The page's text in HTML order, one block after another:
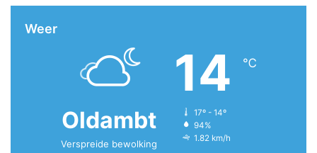
Weer
Oldambt
Verspreide bewolking
14 ℃
17º - 14º
94%
1.82 km/h